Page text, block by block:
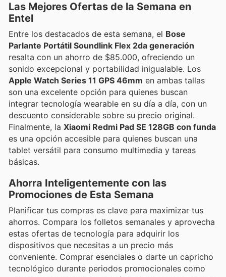
Las Mejores Ofertas de la Semana en
Entel
Entre los destacados de esta semana, el Bose
Parlante Portátil Soundlink Flex 2da generación
resalta con un ahorro de $85.000, ofreciendo un
sonido excepcional y portabilidad inigualable. Los
Apple Watch Series 11 GPS 46mm en ambas tallas
son una excelente opción para quienes buscan
integrar tecnología wearable en su día a día, con un
descuento considerable sobre su precio original.
Finalmente, la Xiaomi Redmi Pad SE 128GB con funda
es una opción accesible para quienes buscan una
tablet versátil para consumo multimedia y tareas
básicas.
Ahorra Inteligentemente con las
Promociones de Esta Semana
Planificar tus compras es clave para maximizar tus
ahorros. Compara los folletos semanales y aprovecha
estas ofertas de tecnología para adquirir los
dispositivos que necesitas a un precio más
conveniente. Comprar esenciales o darte un capricho
tecnológico durante periodos promocionales como